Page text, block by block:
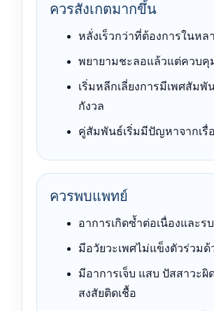
ควรสังเกตมากขึ้น
หลั่งเร็วกว่าที่ต้องการในหล
พยายามชะลอแล้วแต่ควบคุ
เริ่มหลีกเลี่ยงการมีเพศสัมพั
กังวล
คู่สัมพันธ์เริ่มมีปัญหาจากเรื่
ควรพบแพทย์
อาการเกิดซ้ำต่อเนื่องและร
มีอวัยวะเพศไม่แข็งตัวร่วมด้
มีอาการเจ็บ แสบ ปัสสาวะผิ
สงสัยติดเชื้อ